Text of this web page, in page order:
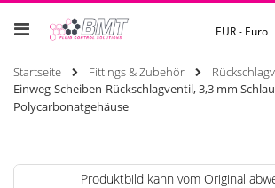
Währung
EUR - Euro
Startseite Fittings & Zubehör
Einweg-Scheiben-Rückschlagventil, 3,3 mm
Polycarbonatgehäuse
Zum
Produktbild kann vom Original